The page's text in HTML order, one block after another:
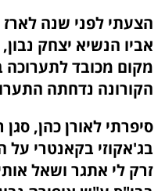
הצעתי לפני שנה
אביו הנשיא יצחק
מקום מכובד לתערוכה
הקורונה נדחתה
סיפרתי לאורן כהן,
בג'אקוזי בקאנטרי
זרק לי אתגר ושאל